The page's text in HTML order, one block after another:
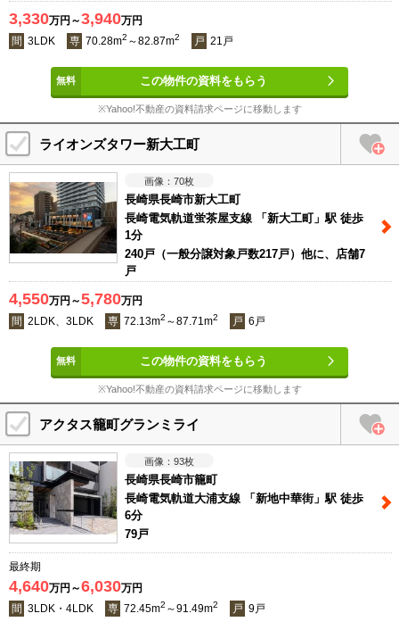
3,330万円～3,940万円
間 3LDK 専 70.28m2 ～82.87m2 戸 21戸
この物件の資料をもらう
※Yahoo!不動産の資料請求ページに移動します
ライオンズタワー新大工町
70枚
長崎県長崎市新大工町
長崎電気軌道蛍茶屋支線 「新大工町」駅 徒歩
1分
240戸（一般分譲対象戸数217戸）他に、店舗7
戸
4,550万円～5,780万円
間 2LDK、3LDK 専 72.13m2 ～87.71m2 戸 6戸
この物件の資料をもらう
※Yahoo!不動産の資料請求ページに移動します
アクタス籠町グランミライ
93枚
長崎県長崎市籠町
長崎電気軌道大浦支線 「新地中華街」駅 徒歩
6分
79戸
最終期
4,640万円～6,030万円
間 3LDK・4LDK 専 72.45m2 ～91.49m2 戸 9戸